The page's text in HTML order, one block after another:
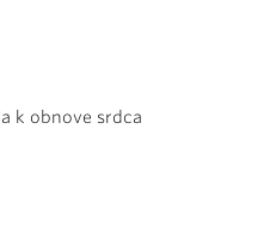
k obnove srdca